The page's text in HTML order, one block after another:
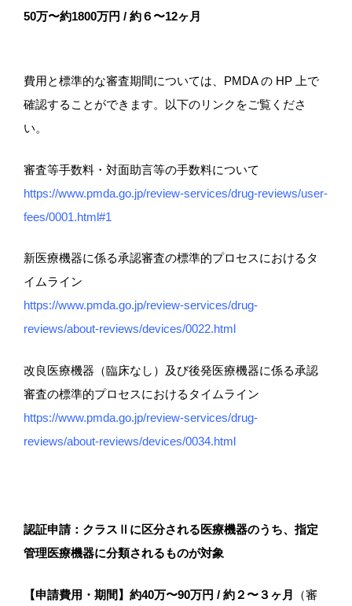
50万〜約1800万円 / 約６〜12ヶ月
費用と標準的な審査期間については、PMDA の HP 上で
確認することができます。以下のリンクをご覧くださ
い。
審査等手数料・対面助言等の手数料について
https://www.pmda.go.jp/review-services/drug-reviews/user-
fees/0001.html#1
新医療機器に係る承認審査の標準的プロセスにおけるタ
イムライン
https://www.pmda.go.jp/review-services/drug-
reviews/about-reviews/devices/0022.html
改良医療機器（臨床なし）及び後発医療機器に係る承認
審査の標準的プロセスにおけるタイムライン
https://www.pmda.go.jp/review-services/drug-
reviews/about-reviews/devices/0034.html
認証申請：クラスⅡに区分される医療機器のうち、指定
管理医療機器に分類されるものが対象
【申請費用・期間】約40万〜90万円 / 約２〜３ヶ月
（審